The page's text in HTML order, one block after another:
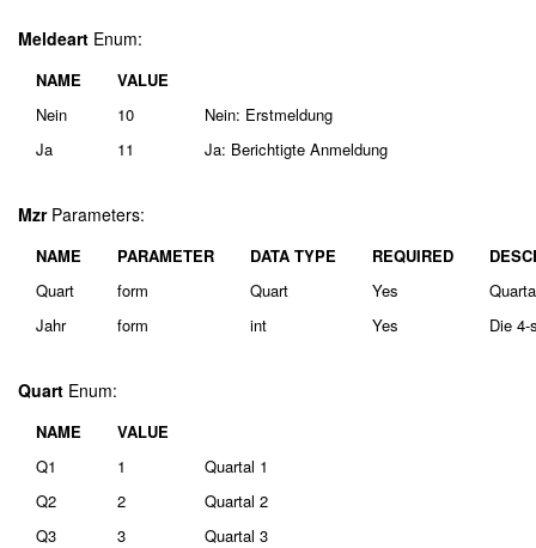
Meldeart Enum:
NAME
VALUE
Nein
10
Nein: Erstmeldung
Ja
11 Ja: Berichtigte Anmeldung
MzrParameters:
NAME PARAMETER DATA TYPE REQUIRED
Quart
form Quart Yes
Jahr
form int Yes Die
Quart Enum:
NAME
VALUE
Q1
1
Quartal 1
Q2
2
Quartal 2
Q3
3
Quartal 3